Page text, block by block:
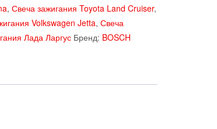
, Свеча зажигания Toyota Land Cruiser,
Volkswagen Jetta, Свеча
Лада Ларгус Бренд: BOSCH